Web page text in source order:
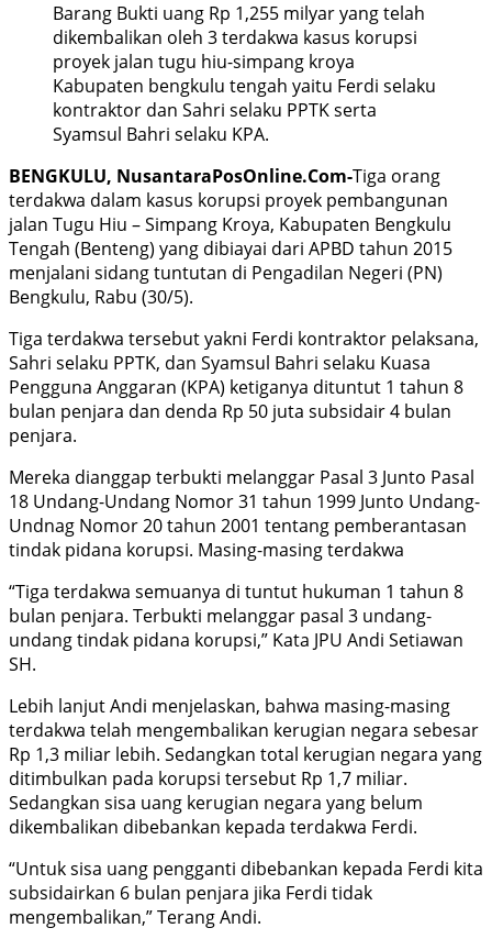
Barang Bukti uang Rp 1,255 milyar yang telah
dikembalikan oleh 3 terdakwa kasus korupsi
proyek jalan tugu hiu-simpang kroya
Kabupaten bengkulu tengah yaitu Ferdi selaku
kontraktor dan Sahri selaku PPTK serta
Syamsul Bahri selaku KPA.
BENGKULU, NusantaraPosOnline.Com-Tiga orang
terdakwa dalam kasus korupsi proyek pembangunan
jalan Tugu Hiu – Simpang Kroya, Kabupaten Bengkulu
Tengah (Benteng) yang dibiayai dari APBD tahun 2015
menjalani sidang tuntutan di Pengadilan Negeri (PN)
Bengkulu, Rabu (30/5).
Tiga terdakwa tersebut yakni Ferdi kontraktor pelaksana,
Sahri selaku PPTK, dan Syamsul Bahri selaku Kuasa
Pengguna Anggaran (KPA) ketiganya dituntut 1 tahun 8
bulan penjara dan denda Rp 50 juta subsidair 4 bulan
penjara.
Mereka dianggap terbukti melanggar Pasal 3 Junto Pasal
18 Undang-Undang Nomor 31 tahun 1999 Junto Undang-
Undnag Nomor 20 tahun 2001 tentang pemberantasan
tindak pidana korupsi. Masing-masing terdakwa
“Tiga terdakwa semuanya di tuntut hukuman 1 tahun 8
bulan penjara. Terbukti melanggar pasal 3 undang-
undang tindak pidana korupsi,” Kata JPU Andi Setiawan
SH.
Lebih lanjut Andi menjelaskan, bahwa masing-masing
terdakwa telah mengembalikan kerugian negara sebesar
Rp 1,3 miliar lebih. Sedangkan total kerugian negara yang
ditimbulkan pada korupsi tersebut Rp 1,7 miliar.
Sedangkan sisa uang kerugian negara yang belum
dikembalikan dibebankan kepada terdakwa Ferdi.
“Untuk sisa uang pengganti dibebankan kepada Ferdi kita
subsidairkan 6 bulan penjara jika Ferdi tidak
mengembalikan,” Terang Andi.